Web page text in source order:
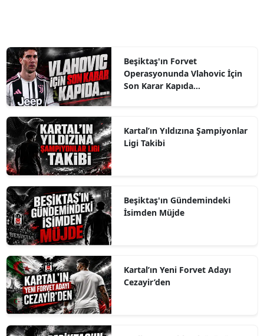
Beşiktaş'ın Forvet
Operasyonunda Vlahovic İçin
Son Karar Kapıda...
Kartal’ın Yıldızına Şampiyonlar
Ligi Takibi
Beşiktaş'ın Gündemindeki
İsimden Müjde
Kartal’ın Yeni Forvet Adayı
Cezayir’den